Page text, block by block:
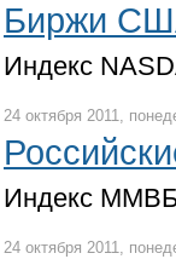
Биржи
Индекс
24 октября 2011,
Индекс
24 октября 2011,